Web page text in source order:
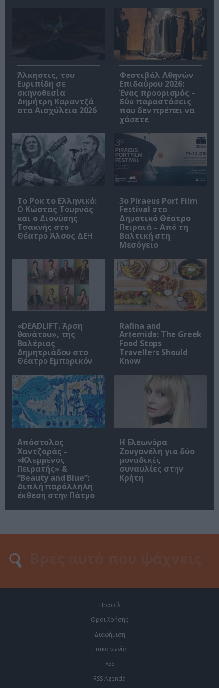
Άλκηστις, του
Ευριπίδη σε
σκηνοθεσία
Δημήτρη Καραντζά
στα Αισχύλεια 2026
Φεστιβάλ Αθηνών
Επιδαύρου 2026:
Ένας προορισμός –
δύο παραστάσεις
που δεν πρέπει να
χάσετε
Το Ροκ το Ελληνικό:
Ο Κώστας Τουρνάς
και ο Διονύσης
Τσακνής στο
Θέατρο Άλσος ΔΕΗ
3o Piraeus Port Film
Festival στο
Δημοτικό Θέατρο
Πειραιά – Από τη
Βαλτική στη
Μεσόγειο
«DEADLIFT. Άρση
θανάτου», της
Βαλέριας
Δημητριάδου στο
Θέατρο Εμπορικόν
Rafina and
Artemida: The Greek
Food Stops
Travellers Should
Know
Απόστολος
Χαντζαράς –
«Κλεμμένος
Πειρατής» &
“Beauty and Blue”:
Διπλή παράλληλη
έκθεση στην Πάτμο
Η Ελεωνόρα
Ζουγανέλη για δύο
μοναδικές
συναυλίες στην
Κρήτη
Προφίλ
Οροι Χρήσης
Διαφήμιση
Επικοινωνία
RSS
RSS Agenda